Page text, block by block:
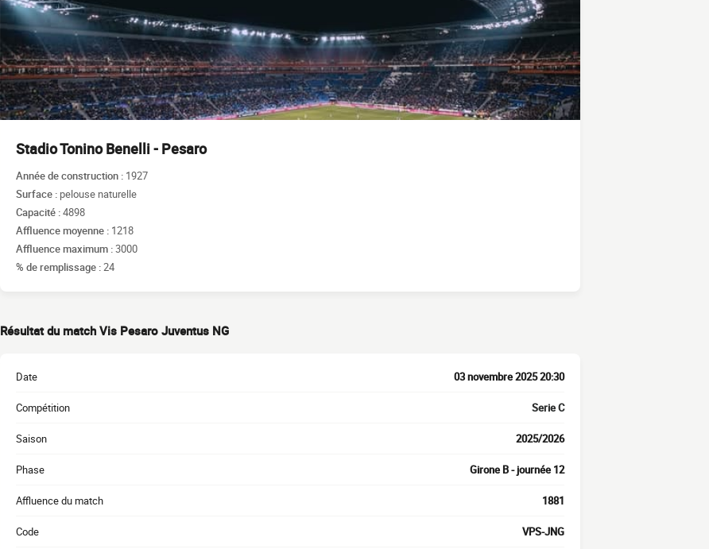
Stadio Tonino Benelli - Pesaro
Année de construction : 1927
Surface : pelouse naturelle
Capacité :4898
Affluence moyenne : 1218
Affluence maximum :3000
% de remplissage :24
Résultat du match Vis Pesaro Juventus NG
Date 03 novembre 2025 20:30
Compétition Serie C
Saison 2025/2026
Phase Girone B - journée 12
Affluence du match 1881
Code VPS-JNG